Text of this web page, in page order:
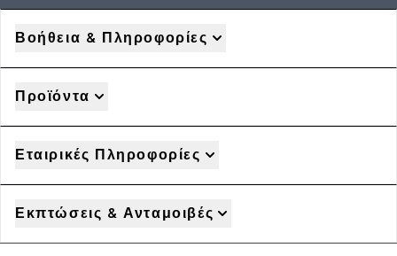
Βοήθεια & Πληροφορίες
Προϊόντα
Εταιρικές Πληροφορίες
Εκπτώσεις & Ανταμοιβές